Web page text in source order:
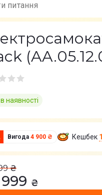
питання
наявності
Вигода 4 900 ₴ Кешбек
₴
₴